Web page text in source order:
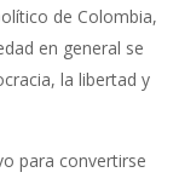
de Colombia,
en general se
la libertad y
para convertirse